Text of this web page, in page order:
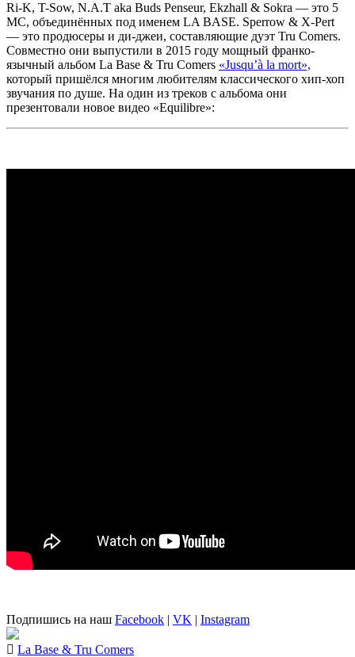
Ri-K, T-Sow, N.A.T aka Buds Penseur, Ekzhall & Sokra — это 5
МС, объединённых под именем LA BASE. Sperrow & X-Pert
— это продюсеры и ди-джеи, составляющие дуэт Tru Comers.
Совместно они выпустили в 2015 году мощный франко-
язычный альбом La Base & Tru Comers «Jusqu’à la mort»,
который пришёлся многим любителям классического хип-хоп
звучания по душе. На один из треков с альбома они
презентовали новое видео «Equilibre»:
Подпишись на наш Facebook | VK | Instagram
La Base & Tru Comers